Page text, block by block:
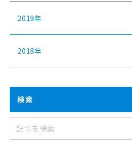
2019年
2018年
検索